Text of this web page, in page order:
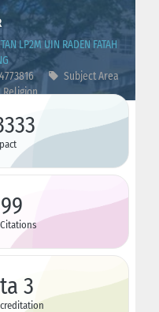
LP2M UIN RADEN FATAH
Subject Area
Religion
3